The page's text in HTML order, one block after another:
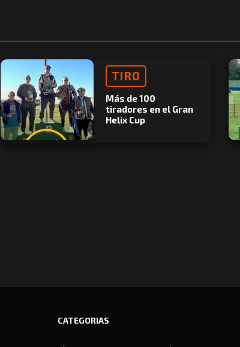
TIRO
Más de 100
tiradores en el Gran
Helix Cup
CATEGORIAS